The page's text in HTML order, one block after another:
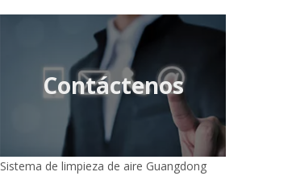
Contáctenos
Sistema de limpieza de aire Guangdong